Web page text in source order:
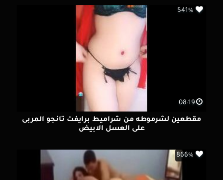
08:19
541%
مقطعين لشرموطه من شراميط برايفت تانجو المربى
على العسل الابيض
866%